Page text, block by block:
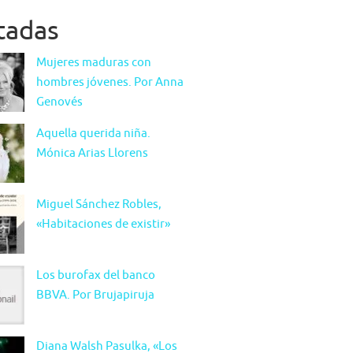
Mujeres maduras con
hombres jóvenes. Por Anna
Genovés
Aquella querida niña.
Mónica Arias Llorens
Miguel Sánchez Robles,
«Habitaciones de existir»
Los burofax del banco
BBVA. Por Brujapiruja
Diana Walsh Pasulka, «Los